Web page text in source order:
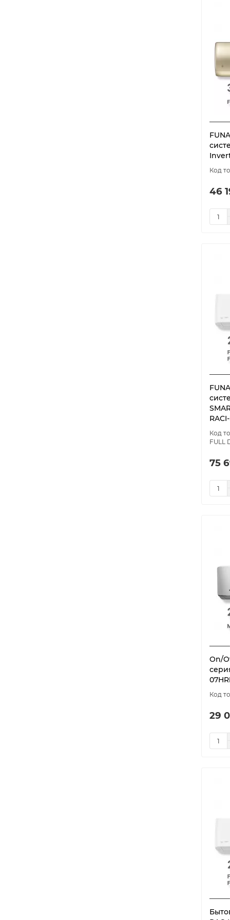
46
FULL
75
On/
29